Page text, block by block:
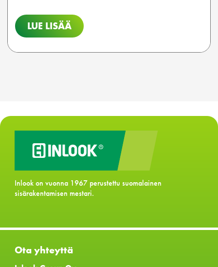
LUE LISÄÄ
Inlook on vuonna 1967 perustettu suomalainen
sisärakentamisen mestari.
Ota yhteyttä